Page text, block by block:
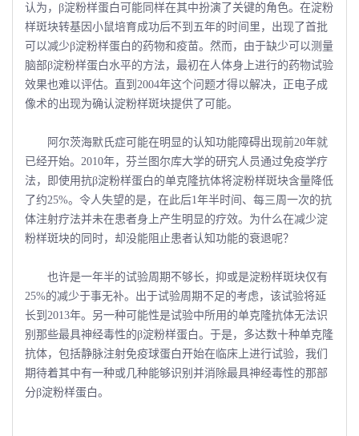
认为，β淀粉样蛋白可能同样在其中扮演了关键的角色。在淀粉
样斑块转基因小鼠培育成功后不到五年的时间里，出现了首批
可以减少β淀粉样蛋白的药物和疫苗。然而，由于缺少可以测量
脑部β淀粉样蛋白水平的方法，最初在人体身上进行的药物试验
效果也难以评估。直到2004年这个问题才得以解决，正电子成
像术的出现为确认淀粉样斑块提供了可能。
阿尔茨海默氏症可能在明显的认知功能障碍出现前20年就
已经开始。2010年，芬兰图尔库大学的研究人员通过免疫学疗
法，即使用抗β淀粉样蛋白的单克隆抗体将淀粉样斑块含量降低
了约25%。令人失望的是，在此后1年半时间、每三周一次的抗
体注射疗法并未在患者身上产生明显的疗效。为什么在减少淀
粉样斑块的同时，却没能阻止患者认知功能的衰退呢？
也许是一年半的试验周期不够长，抑或是淀粉样斑块仅有
25%的减少于事无补。出于试验周期不足的考虑，该试验将延
长到2013年。另一种可能性是试验中所用的单克隆抗体无法识
别那些最具神经毒性的β淀粉样蛋白。于是，多达数十种单克隆
抗体，包括静脉注射免疫球蛋白开始在临床上进行试验，我们
期待着其中有一种或几种能够识别并消除最具神经毒性的那部
分β淀粉样蛋白。